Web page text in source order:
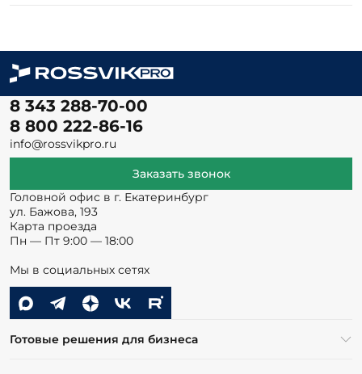
8 343 288-70-00
8 800 222-86-16
info@rossvikpro.ru
Заказать звонок
Головной офис в г. Екатеринбург
ул. Бажова, 193
Карта проезда
Пн — Пт 9:00 — 18:00
Мы в социальных сетях
Готовые решения для бизнеса